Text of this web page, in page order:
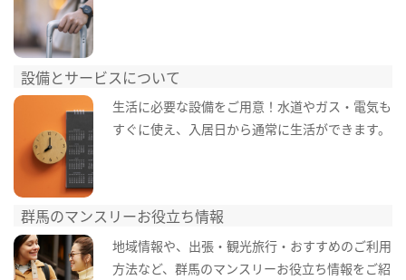
設備とサービスについて
生活に必要な設備をご用意！水道やガス・電気も
すぐに使え、入居日から通常に生活ができます。
群馬のマンスリーお役立ち情報
地域情報や、出張・観光旅行・おすすめのご利用
方法など、群馬のマンスリーお役立ち情報をご紹